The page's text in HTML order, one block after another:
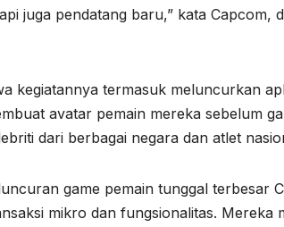
juga pendatang baru,” kata Capcom,
kegiatannya termasuk meluncurkan
avatar pemain mereka sebelum
dari berbagai negara dan atlet
game pemain tunggal terbesar
mikro dan fungsionalitas. Mereka